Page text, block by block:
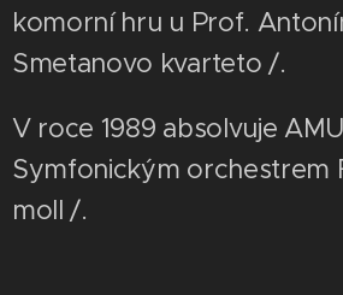
komorní hru u Prof.
Smetanovo kvarteto /.
V roce 1989 absolvuje
Symfonickým orchestrem
moll /.